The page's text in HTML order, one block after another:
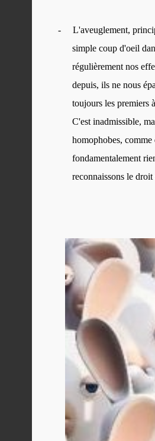
-
L'aveuglement,
simple coup d'oeil
régulièrement nos
depuis, ils ne nous
toujours les premiers
C'est inadmissible,
homophobes,
fondamentalement
reconnaissons le